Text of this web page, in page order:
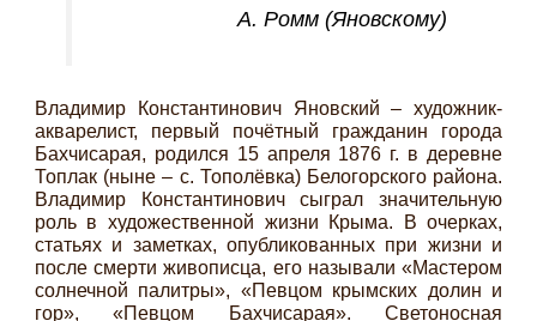
А. Ромм (Яновскому)
Владимир Константинович Яновский – художник-
акварелист, первый почётный гражданин города
Бахчисарая, родился 15 апреля 1876 г. в деревне
Топлак (ныне – с. Тополёвка) Белогорского района.
Владимир Константинович сыграл значительную
роль в художественной жизни Крыма. В очерках,
статьях и заметках, опубликованных при жизни и
после смерти живописца, его называли «Мастером
солнечной палитры», «Певцом крымских долин и
гор», «Певцом Бахчисарая». Светоносная